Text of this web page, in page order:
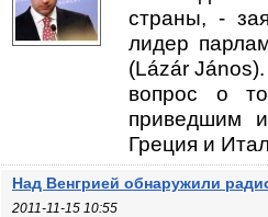
страны, -
лидер
(Lázár
вопрос о
приведшим
Греция и
Над Венгрией обнаружили
2011-11-15 10:55